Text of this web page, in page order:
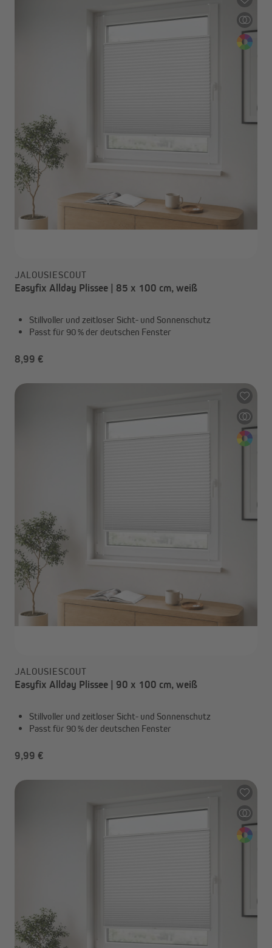
JALOUSIESCOUT
Easyfix Allday Plissee | 85 x 100 cm, weiß
Stillvoller und zeitloser Sicht- und Sonnenschutz
Passt für 90 % der deutschen Fenster
8,99 €
JALOUSIESCOUT
Easyfix Allday Plissee | 90 x 100 cm, weiß
Stillvoller und zeitloser Sicht- und Sonnenschutz
Passt für 90 % der deutschen Fenster
9,99 €